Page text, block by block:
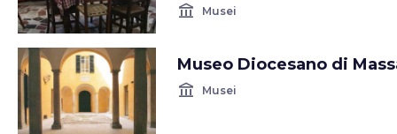
account_balance Musei
Museo Diocesano di
account_balance Musei